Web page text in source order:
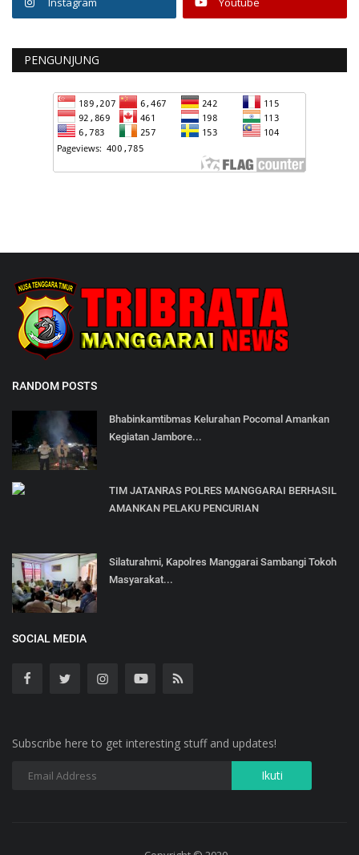
PENGUNJUNG
RANDOM POSTS
Bhabinkamtibmas Kelurahan Pocomal Amankan
Kegiatan Jambore...
TIM JATANRAS POLRES MANGGARAI BERHASIL
AMANKAN PELAKU PENCURIAN
Silaturahmi, Kapolres Manggarai Sambangi Tokoh
Masyarakat...
SOCIAL MEDIA
Subscribe here to get interesting stuff and updates!